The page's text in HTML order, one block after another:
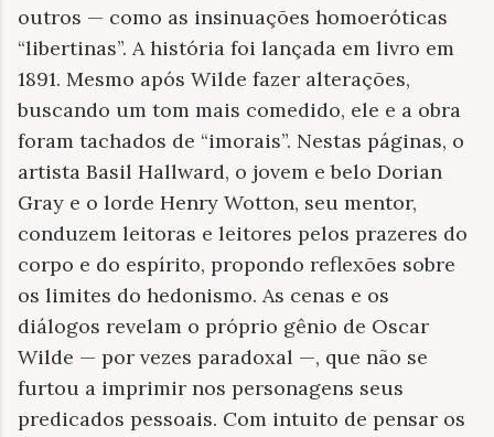
outros — como as insinuações homoeróticas
“libertinas”. A história foi lançada em livro em
1891. Mesmo após Wilde fazer alterações,
buscando um tom mais comedido, ele e a obra
foram tachados de “imorais”. Nestas páginas, o
artista Basil Hallward, o jovem e belo Dorian
Gray e o lorde Henry Wotton, seu mentor,
conduzem leitoras e leitores pelos prazeres do
corpo e do espírito, propondo reflexões sobre
os limites do hedonismo. As cenas e os
diálogos revelam o próprio gênio de Oscar
Wilde — por vezes paradoxal —, que não se
furtou a imprimir nos personagens seus
predicados pessoais. Com intuito de pensar os